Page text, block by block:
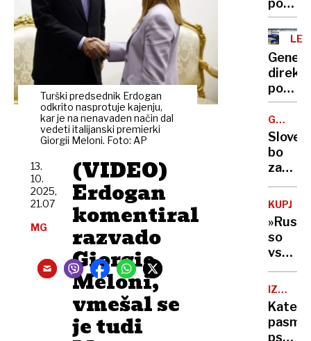
Turški predsednik Erdogan
odkrito nasprotuje kajenju,
kar je na nenavaden način dal
vedeti italijanski premierki
Giorgii Meloni. Foto: AP
(VIDEO)
Erdogan
komentiral
razvado
Giorgie
Meloni,
vmešal se
je tudi
13.
10.
2025,
21.07
MG
o
miru
v
Gazi:
»To
dan
za
svet!«
policije
z
o
GOLOB-
RUTTE
bo
za
»Rusi
so
v
mesto
in
pijani
hodijo
IZBIRA
PSA
Katere
pasme
psov